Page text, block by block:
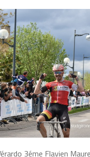
3éme Flavien